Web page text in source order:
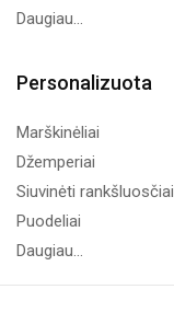
Daugiau...
Personalizuota
Marškinėliai
Džemperiai
Siuvinėti rankšluosčiai
Puodeliai
Daugiau...